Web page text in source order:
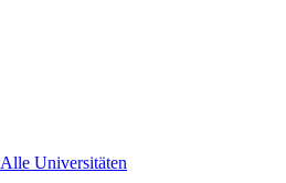
Alle Universitäten